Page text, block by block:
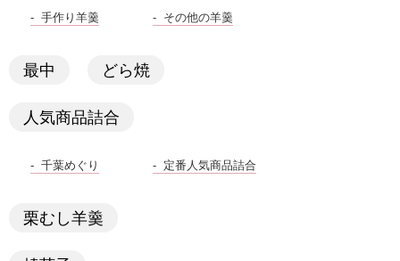
手作り羊羹 その他の羊羹
最中 どら焼
人気商品詰合
千葉めぐり 定番人気商品詰合
栗むし羊羹